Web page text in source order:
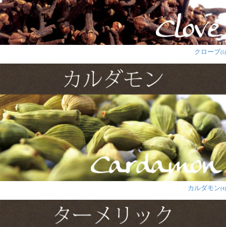
★★★★★井上様
リピートしてます。良心的な値段。壊れたりもなく届き
ました
匿名希望様
初めて、自分で焼くパパドを購
入しました。
揚げずにできてお手軽です。
フライパンにのせて、熱しなが
ら裏表ひっくり返しながら様子
を見ていると、ポコポコと小さ
く膨らむ気泡が生地に見えてき
きに火を止めました。
柔らかい生地がカリッカリに仕上がり、割って食べたら
クローブ(5)
カルダモン(4)